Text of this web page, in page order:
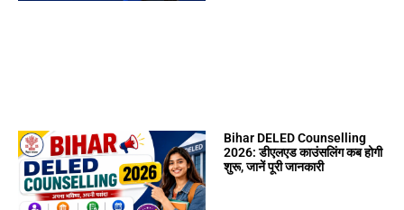
Bihar DELED Counselling
2026: डीएलएड काउंसलिंग कब होगी
शुरू, जानें पूरी जानकारी